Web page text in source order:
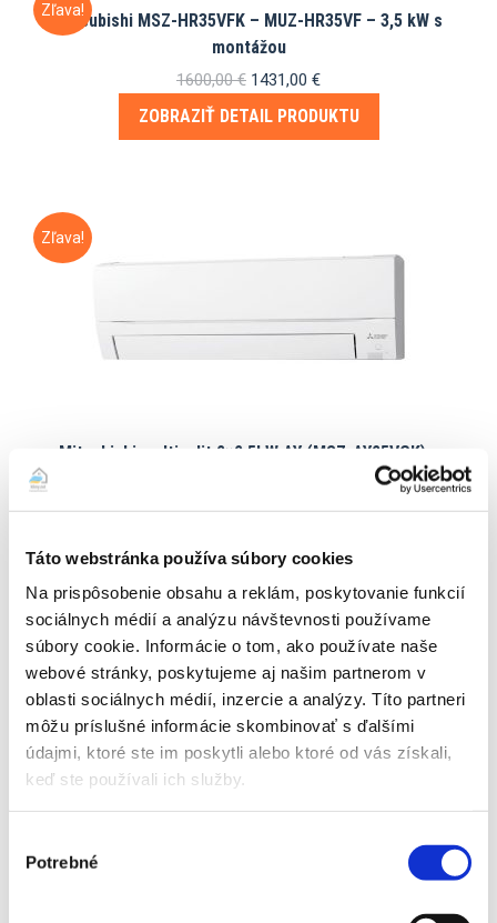
Táto webstránka používa súbory cookies
Na prispôsobenie obsahu a reklám, poskytovanie funkcií
sociálnych médií a analýzu návštevnosti používame
súbory cookie. Informácie o tom, ako používate naše
webové stránky, poskytujeme aj našim partnerom v
oblasti sociálnych médií, inzercie a analýzy. Títo partneri
môžu príslušné informácie skombinovať s ďalšími
údajmi, ktoré ste im poskytli alebo ktoré od vás získali,
keď ste používali ich služby.
súhlasu
Potrebné
Zľava!
Mitsubishi MSZ-HR35VFK – MUZ-HR35VF – 3,5 kW s
montážou
1600,00€ Pôvodná
cena
1431,00 €Aktuálna
cena
ZOBRAZIŤ DETAIL PRODUKTU
Zľava!
Mitsubishi multisplit 2×2,5kW AY (MSZ-AY25VGK) s
3480,00€Pôvodná
bola:
3480,00 €.
3055,00€Aktuálna
je:
3055,00 €.
ZOBRAZIŤ DETAIL PRODUKTU
Zľava!
Vivax R-Design biela multisplit 2×2,5 kW s montážou